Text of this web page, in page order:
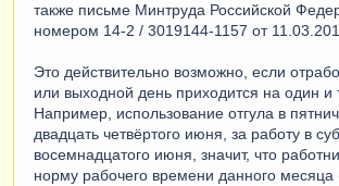
также письме Минтруда Российской
номером 14-2 / 3019144-1157 от
Это действительно возможно, если
или выходной день приходится на один и
Например, использование отгула в
двадцать четвёртого июня, за работу в
восемнадцатого июня, значит, что
норму рабочего времени данного месяца